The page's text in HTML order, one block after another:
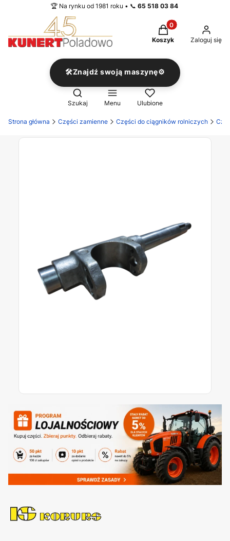
🏆 Na rynku od 1981 roku • 📞 65 518 03 84
Produkty w
Koszyk Zaloguj się
🛠️Znajdź swoją maszynę⚙️
Otwórz wyszukiwarkę
Szukaj Menu Ulubione
Strona główna Części zamienne Części do ciągników rolniczych